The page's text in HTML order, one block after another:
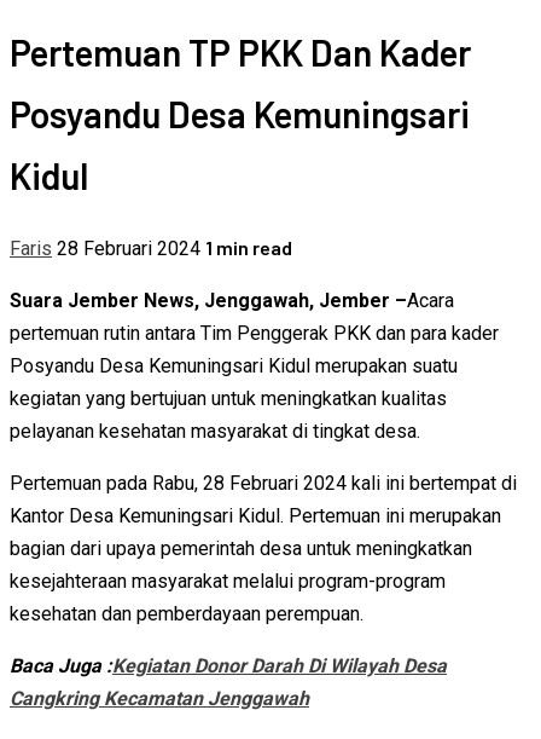
Pertemuan TP PKK Dan Kader
Posyandu Desa Kemuningsari
Kidul
Faris 28 Februari 2024 1 min read
Suara Jember News, Jenggawah, Jember –Acara
pertemuan rutin antara Tim Penggerak PKK dan para kader
Posyandu Desa Kemuningsari Kidul merupakan suatu
kegiatan yang bertujuan untuk meningkatkan kualitas
pelayanan kesehatan masyarakat di tingkat desa.
Pertemuan pada Rabu, 28 Februari 2024 kali ini bertempat di
Kantor Desa Kemuningsari Kidul. Pertemuan ini merupakan
bagian dari upaya pemerintah desa untuk meningkatkan
kesejahteraan masyarakat melalui program-program
kesehatan dan pemberdayaan perempuan.
Baca Juga :Kegiatan Donor Darah Di Wilayah Desa
Cangkring Kecamatan Jenggawah